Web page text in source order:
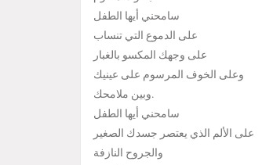
سامحني أيها الطفل
على الدموع التي تنساب
على وجهك المكسو بالغبار
وعلى الخوف المرسوم على عينيك
وبين ملامحك.
سامحني أيها الطفل
على الألم الذي يعتصر جسدك الصغير
والجروح النازفة